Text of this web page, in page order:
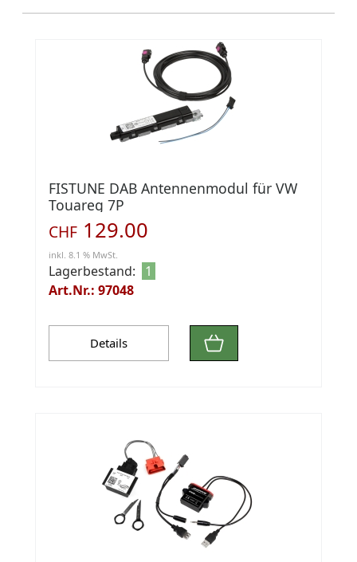
FISTUNE DAB Antennenmodul für VW
Touareg 7P
CHF 129.00
inkl. 8.1 % MwSt.
Lagerbestand:
1
Art.Nr.: 97048
Details